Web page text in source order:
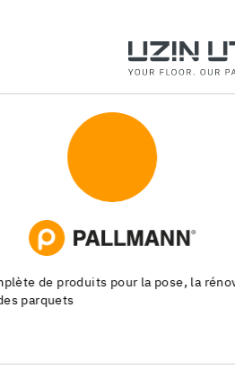
Systèmes de pose pour les
souples et les parquets